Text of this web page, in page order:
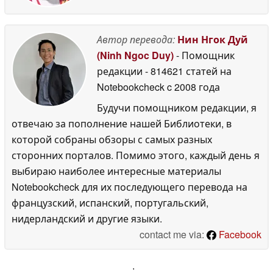
выбрать из множества вариантов тот, который
*1: На момент выхода пресс-релиза будет
разработана только ламинированная структура.
Пустотелые конструкции будут добавляться в
модельный ряд последовательно.
*2: Модельный ряд натуральных пород древесины
будет добавляться последовательно.
Диапазон резонирующего звука зависит от
природы древесины, например, от твердости и
веса корпуса. Кроме того, тон различается между
конструкцией, в которой доски склеены между
собой, и конструкцией, в которой вырезаны
квадратные бревна и нет стыков. Вы можете
Автор перевода: Нин Нгок Дуй
(Ninh Ngoc Duy)- Помощник
редакции - 814621 статей на
Notebookcheckc 2008 года
Будучи помощником редакции, я
отвечаю за пополнение нашей Библиотеки, в
которой собраны обзоры с самых разных
сторонних порталов. Помимо этого, каждый день я
выбираю наиболее интересные материалы
Notebookcheck для их последующего перевода на
французский, испанский, португальский,
нидерландский и другие языки.
contact me via:
Facebook
'